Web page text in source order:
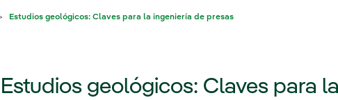
Estudios geológicos: Claves para la ingeniería de presas
el submenú para Grupo Iberdrola
Estudios geológicos: Claves para